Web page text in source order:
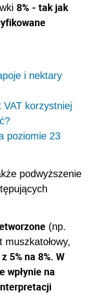
8% - tak jak
i nektary
korzystniej
poziomie 23
podwyższenie
(np.
muszkatołowy,
z 5% na 8%. W
wpłynie na